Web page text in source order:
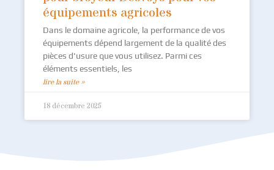
équipements agricoles
Dans le domaine agricole, la performance de vos
équipements dépend largement de la qualité des
pièces d'usure que vous utilisez. Parmi ces
éléments essentiels, les
lire la suite »
18 décembre 2025